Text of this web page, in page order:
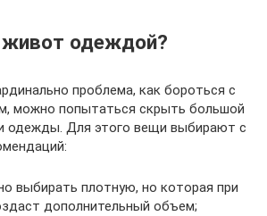
одеждой?
проблема, как бороться с
можно попытаться скрыть большой
одежды. Для этого вещи выбирают с
выбирать плотную, но которая при
дополнительный объем;